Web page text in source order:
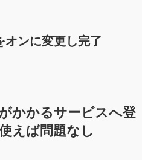
ンに変更し完了
かかるサービスへ登
えば問題なし